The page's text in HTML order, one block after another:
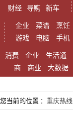
财经
导购 新车
企业 菜谱
烹饪
游戏
电脑 手机
消费 企业 生活通
商
商业 大数据
您当前的位置 ： 重庆热线